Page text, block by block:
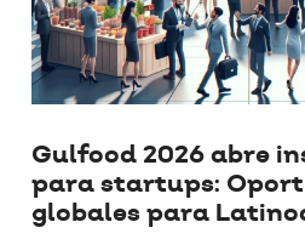
Gulfood 2026 abre
para startups:
globales para